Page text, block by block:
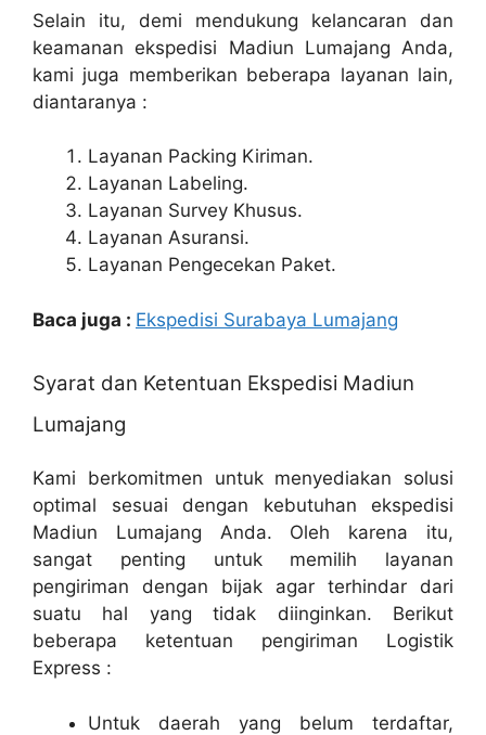
Selain itu, demi mendukung kelancaran dan
keamanan ekspedisi Madiun Lumajang Anda,
kami juga memberikan beberapa layanan lain,
diantaranya :
Layanan Packing Kiriman.
Layanan Labeling.
Layanan Survey Khusus.
Layanan Asuransi.
Layanan Pengecekan Paket.
Baca juga : Ekspedisi Surabaya Lumajang
Syarat dan Ketentuan Ekspedisi Madiun
Lumajang
Kami berkomitmen untuk menyediakan solusi
optimal sesuai dengan kebutuhan ekspedisi
Madiun Lumajang Anda. Oleh karena itu,
sangat penting untuk memilih layanan
pengiriman dengan bijak agar terhindar dari
suatu hal yang tidak diinginkan. Berikut
beberapa ketentuan pengiriman Logistik
Express :
Untuk daerah yang belum terdaftar,